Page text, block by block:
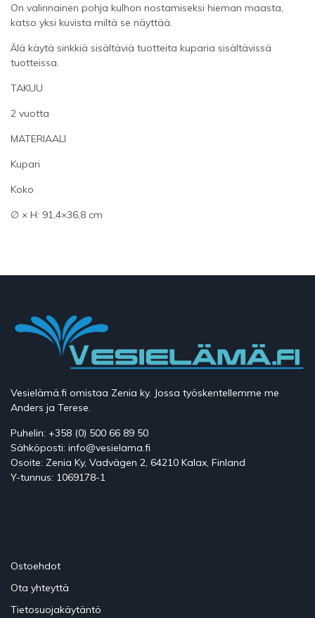
On valinnainen pohja kulhon nostamiseksi hieman maasta,
katso yksi kuvista miltä se näyttää.
Älä käytä sinkkiä sisältäviä tuotteita kuparia sisältävissä
tuotteissa.
TAKUU
2 vuotta
MATERIAALI
Kupari
Koko
∅ × H: 91,4×36,8 cm
Vesielämä.fi omistaa Zenia ky. Jossa työskentellemme me
Anders ja Terese.
Puhelin: +358 (0) 500 66 89 50
Sähköposti: info@vesielama.fi
Osoite: Zenia Ky, Vadvägen 2, 64210 Kalax, Finland
Y-tunnus: 1069178-1
Ostoehdot
Ota yhteyttä
Tietosuojakäytäntö